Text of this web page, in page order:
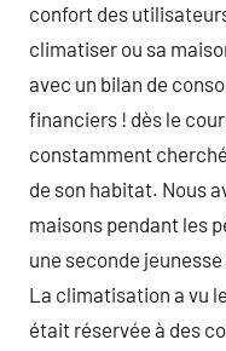
confort des
climatiser ou sa
avec un bilan de
financiers ! dès le
constamment
de son habitat. Nous
maisons pendant les
une seconde
La climatisation a vu
était réservée à des